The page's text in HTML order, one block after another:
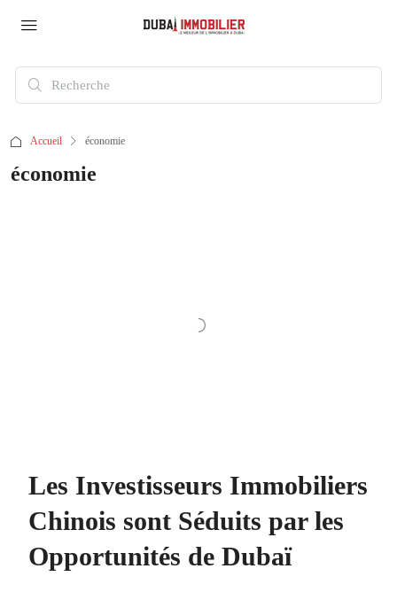
Accueil économie
économie
Les Investisseurs Immobiliers
Chinois sont Séduits par les
Opportunités de Dubaï